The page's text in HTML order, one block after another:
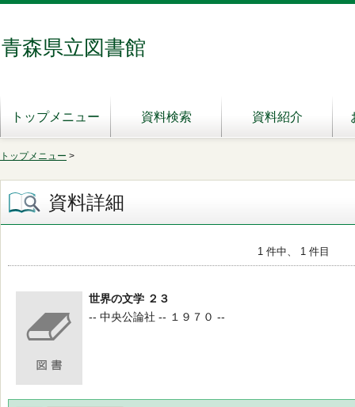
青森県立図書館
トップメニュー 資料検索 資料紹介
トップメニュー >
資料詳細
1 件中、 1 件目
世界の文学 ２３
-- 中央公論社 -- １９７０ --